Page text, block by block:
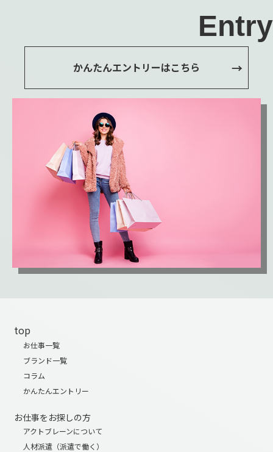
Entry
かんたんエントリーはこちら
top
お仕事一覧
ブランド一覧
コラム
かんたんエントリー
お仕事をお探しの方
アクトブレーンについて
人材派遣（派遣で働く）